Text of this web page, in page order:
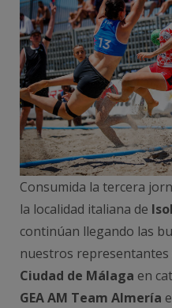
Consumida la tercera
la localidad italiana de
continúan llegando las
nuestros representantes
Ciudad de Málaga en
GEA AM Team Almería